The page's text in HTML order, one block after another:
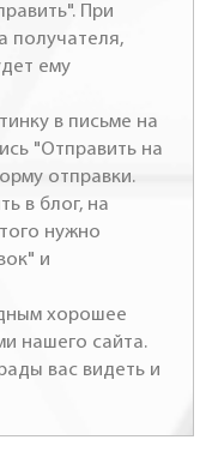
При
получателя,
ему
в письме на
"Отправить на
отправки.
в блог, на
нужно
и
хорошее
нашего сайта.
вас видеть и